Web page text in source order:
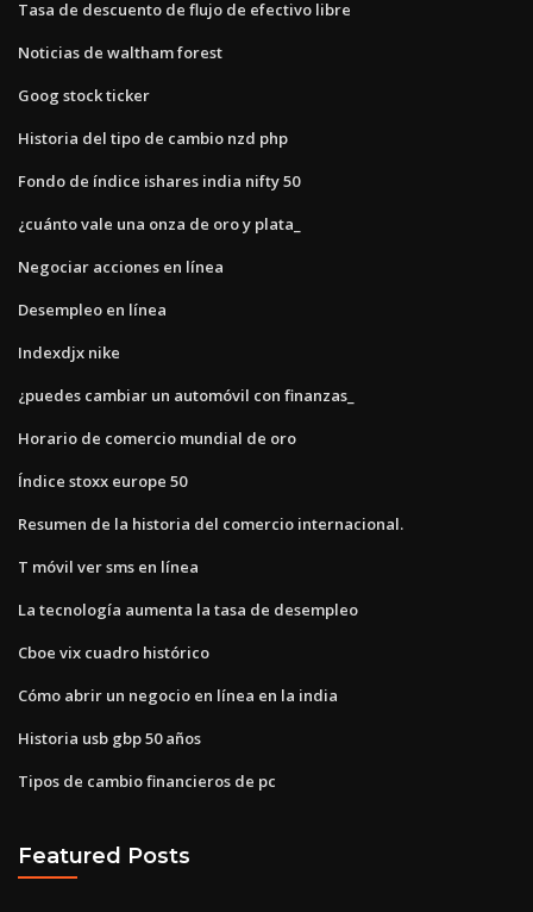
Tasa de descuento de flujo de efectivo libre
Noticias de waltham forest
Goog stock ticker
Historia del tipo de cambio nzd php
Fondo de índice ishares india nifty 50
¿cuánto vale una onza de oro y plata_
Negociar acciones en línea
Desempleo en línea
Indexdjx nike
¿puedes cambiar un automóvil con finanzas_
Horario de comercio mundial de oro
Índice stoxx europe 50
Resumen de la historia del comercio internacional.
T móvil ver sms en línea
La tecnología aumenta la tasa de desempleo
Cboe vix cuadro histórico
Cómo abrir un negocio en línea en la india
Historia usb gbp 50 años
Tipos de cambio financieros de pc
Featured Posts